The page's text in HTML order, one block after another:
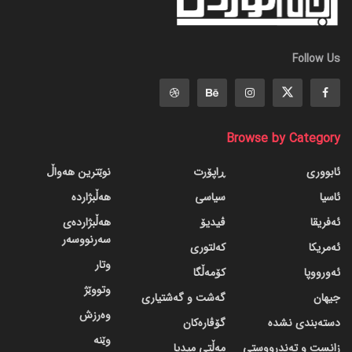
Follow Us
Browse by Category
ئابووری
ئاسیا
ئەفریقا
ئەمریکا
ئەورووپا
جیهان
دسته‌بندی نشده
زانست و تەندرووستی
ڕاپۆرت
سیاسی
ڤیدیۆ
کەلتوری
کۆمەڵگا
گه‌شت و گه‌شتیاری
گۆڤاره‌کان
مەڵتی میدیا
نوێترین هەواڵ
هەڵبژاردە
هەڵبژاردەی
سەرنووسەر
وتار
وتووێژ
وەرزش
وێنە